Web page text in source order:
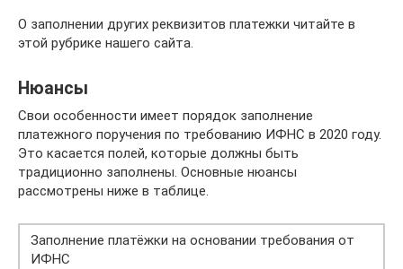
О заполнении других реквизитов платежки читайте в
этой рубрике нашего сайта.
Нюансы
Свои особенности имеет порядок заполнение
платежного поручения по требованию ИФНС в 2020 году.
Это касается полей, которые должны быть
традиционно заполнены. Основные нюансы
рассмотрены ниже в таблице.
Заполнение платёжки на основании требования от
ИФНС